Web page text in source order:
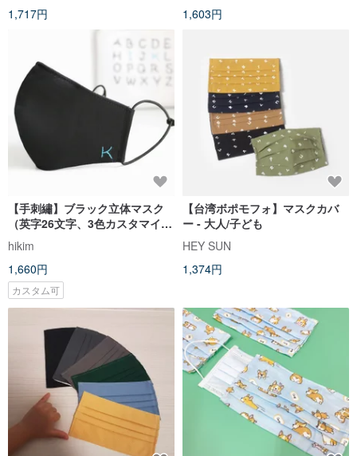
1,717円
1,603円
【手刺繡】ブラック立体マスク
（英字26文字、3色カスタマイズ
可）台湾綿マスク/手作り
hikim
1,660円
カスタム可
【台湾ボポモフォ】マスクカバ
ー - 大人/子ども
HEY SUN
1,374円